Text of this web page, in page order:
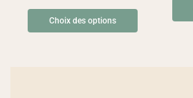
Choix des options